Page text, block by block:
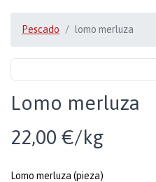
Pescado lomo merluza
Lomo merluza
22,00 €/kg
Lomo merluza (pieza)